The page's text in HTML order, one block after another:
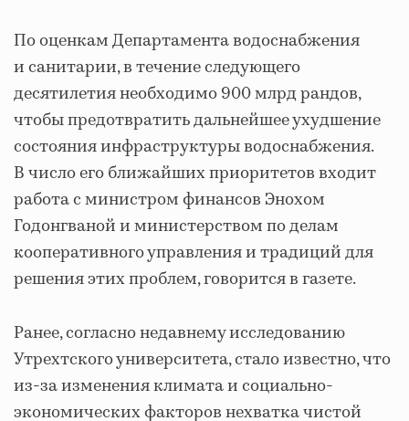
По оценкам Департамента водоснабжения
и санитарии, в течение следующего
десятилетия необходимо 900 млрд рандов,
чтобы предотвратить дальнейшее ухудшение
состояния инфраструктуры водоснабжения.
В число его ближайших приоритетов входит
работа с министром финансов Энохом
Годонгваной и министерством по делам
кооперативного управления и традиций для
решения этих проблем, говорится в газете.
Ранее, согласно недавнему исследованию
Утрехтского университета, стало известно, что
из-за изменения климата и социально-
экономических факторов нехватка чистой